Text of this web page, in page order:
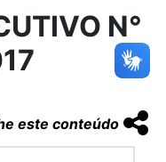
N°
este conteúdo